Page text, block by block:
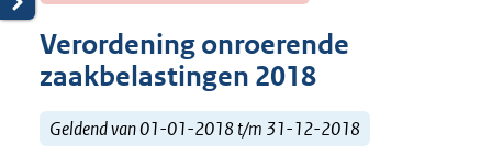
Verordening onroerende
zaakbelastingen 2018
Geldend van 01-01-2018 t/m 31-12-2018